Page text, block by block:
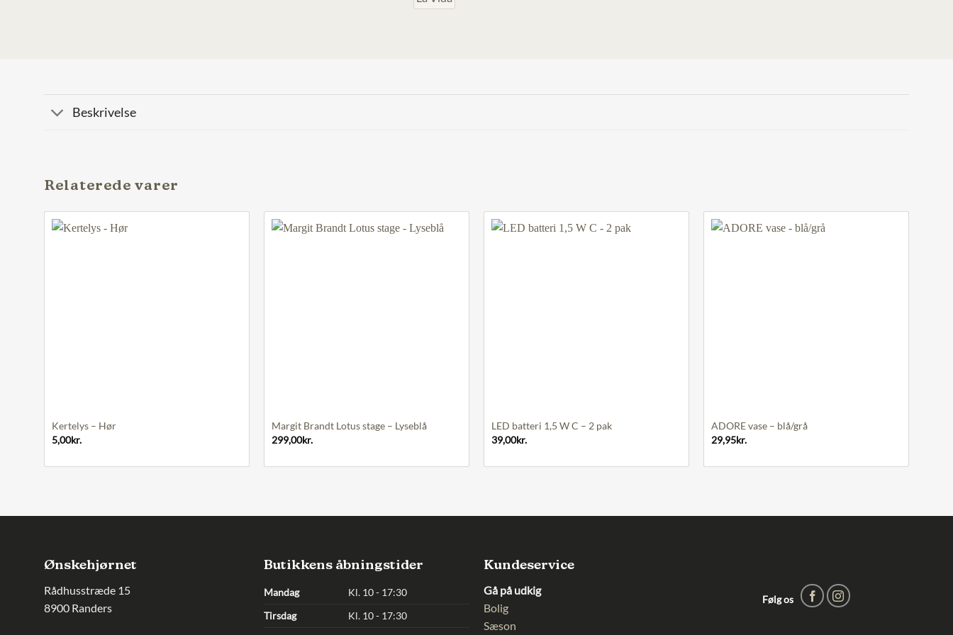
Beskrivelse
Relaterede varer
Kertelys – Hør
5,00kr.
Margit Brandt Lotus stage – Lyseblå
299,00kr.
LED batteri 1,5 W C – 2 pak
39,00kr.
ADORE vase – blå/grå
29,95kr.
Ønskehjørnet
Rådhusstræde 15
8900 Randers
Butikkens åbningstider
Mandag
Kl. 10 - 17:30
Tirsdag
Kl. 10 - 17:30
Kundeservice
Gå på udkig
Bolig
Sæson
Følg os